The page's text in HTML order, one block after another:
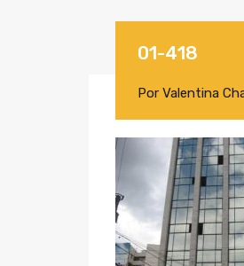
01-418
Por Valentina